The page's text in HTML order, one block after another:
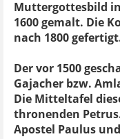
Muttergottesbild
1600 gemalt. Die
nach 1800
Der vor 1500
Gajacher bzw.
Die Mitteltafel
thronenden
Apostel Paulus